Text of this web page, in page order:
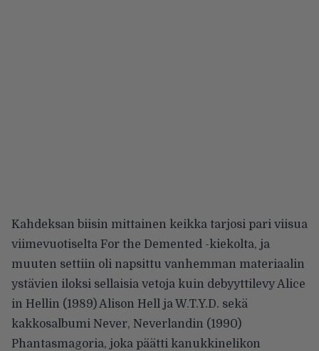
Kahdeksan biisin mittainen keikka tarjosi pari viisua
viimevuotiselta For the Demented -kiekolta, ja
muuten settiin oli napsittu vanhemman materiaalin
ystävien iloksi sellaisia vetoja kuin debyyttilevy Alice
in Hellin (1989) Alison Hell ja W.T.Y.D. sekä
kakkosalbumi Never, Neverlandin (1990)
Phantasmagoria, joka päätti kanukkinelikon